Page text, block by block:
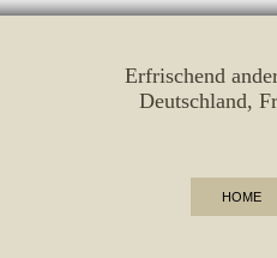
Erfrischend
Deutschland,
HOME